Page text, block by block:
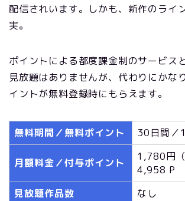
配信されいます。しかも、新作のライ
実。
ポイントによる都度課金制のサービス
見放題はありませんが、代わりにかな
イントが無料登録時にもらえます。
無料期間／無料ポイント 30日間／
月額料金／付与ポイント
1,780円
4,958 P
見放題作品数
なし